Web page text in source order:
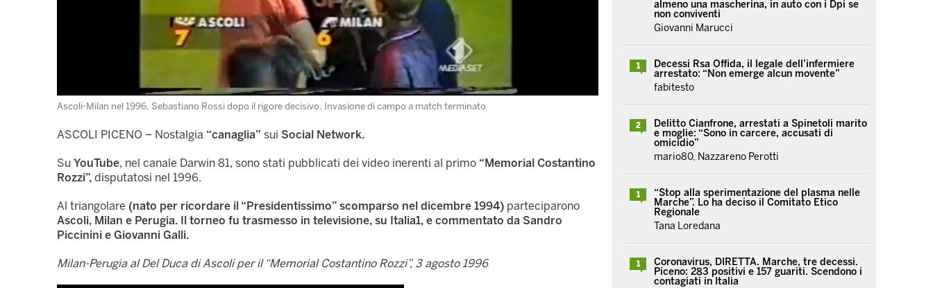
Ascoli-Milan nel 1996, Sebastiano Rossi dopo il rigore decisivo. Invasione di campo a match terminato
ASCOLI PICENO – Nostalgia “canaglia” sui Social Network.
Su YouTube, nel canale Darwin 81, sono stati pubblicati dei video inerenti al primo “Memorial Costantino
Rozzi”, disputatosi nel 1996.
Al triangolare (nato per ricordare il “Presidentissimo” scomparso nel dicembre 1994) parteciparono
Ascoli, Milan e Perugia. Il torneo fu trasmesso in televisione, su Italia1, e commentato da Sandro
Piccinini e Giovanni Galli.
Milan-Perugia al Del Duca di Ascoli per il “Memorial Costantino Rozzi”, 3 agosto 1996
almeno una mascherina, in auto con i Dpi se
non conviventi
Giovanni Marucci
1
Decessi Rsa Offida, il legale dell’infermiere
arrestato: “Non emerge alcun movente”
fabitesto
2
Delitto Cianfrone, arrestati a Spinetoli marito
e moglie: “Sono in carcere, accusati di
omicidio”
mario80, Nazzareno Perotti
1
“Stop alla sperimentazione del plasma nelle
Marche”. Lo ha deciso il Comitato Etico
Regionale
Tana Loredana
1
Coronavirus, DIRETTA. Marche, tre decessi.
Piceno: 283 positivi e 157 guariti. Scendono i
contagiati in Italia